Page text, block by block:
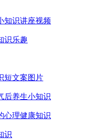
知识讲座视频
识乐趣
短文案图片
后养生小知识
心理健康知识
识